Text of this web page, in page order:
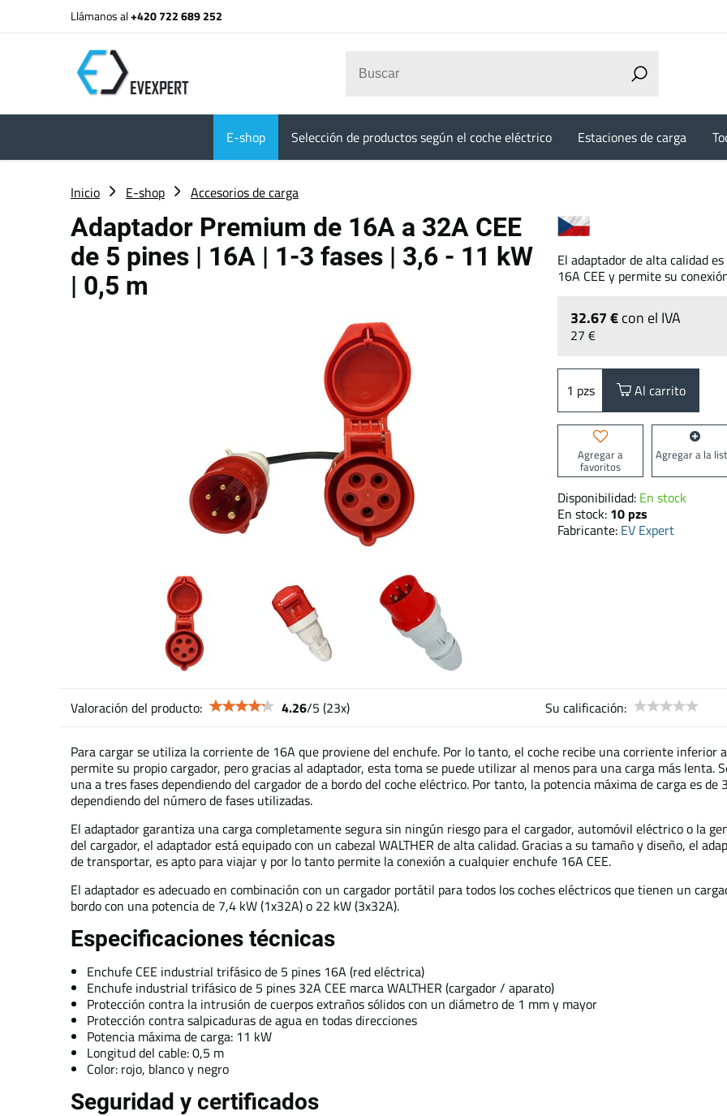
Llámanos al+420 722 689 252
E-shop Selección de productos según el coche eléctrico Estaciones de carga
Inicio E-shop Accesorios de carga
Adaptador Premium de 16A a 32A CEE
de 5 pines | 16A | 1-3 fases | 3,6 - 11 kW
| 0,5 m
El adaptador de alta calidad
16A CEE y permite su
32.67 €con el IVA
27 €
pzs Al carrito
Agregar a
favoritos
Agregar a la
Disponibilidad: En stock
En stock: 10 pzs
Fabricante: EV Expert
Valoración del producto: 4.26/5 (23x) Su calificación:
Para cargar se utiliza la corriente de 16A que proviene del enchufe. Por lo tanto, el coche recibe una corriente inferior
permite su propio cargador, pero gracias al adaptador, esta toma se puede utilizar al menos para una carga más lenta.
una a tres fases dependiendo del cargador de a bordo del coche eléctrico. Por tanto, la potencia máxima de carga es de
dependiendo del número de fases utilizadas.
El adaptador garantiza una carga completamente segura sin ningún riesgo para el cargador, automóvil eléctrico o la
del cargador, el adaptador está equipado con un cabezal WALTHER de alta calidad. Gracias a su tamaño y diseño, el
de transportar, es apto para viajar y por lo tanto permite la conexión a cualquier enchufe 16A CEE.
El adaptador es adecuado en combinación con un cargador portátil para todos los coches eléctricos que tienen un
bordo con una potencia de 7,4 kW (1x32A) o 22 kW (3x32A).
Especificaciones técnicas
Enchufe CEE industrial trifásico de 5 pines 16A (red eléctrica)
Enchufe industrial trifásico de 5 pines 32A CEE marca WALTHER (cargador / aparato)
Protección contra la intrusión de cuerpos extraños sólidos con un diámetro de 1 mm y mayor
Protección contra salpicaduras de agua en todas direcciones
Potencia máxima de carga: 11 kW
Longitud del cable: 0,5 m
Color: rojo, blanco y negro
Seguridad y certificados